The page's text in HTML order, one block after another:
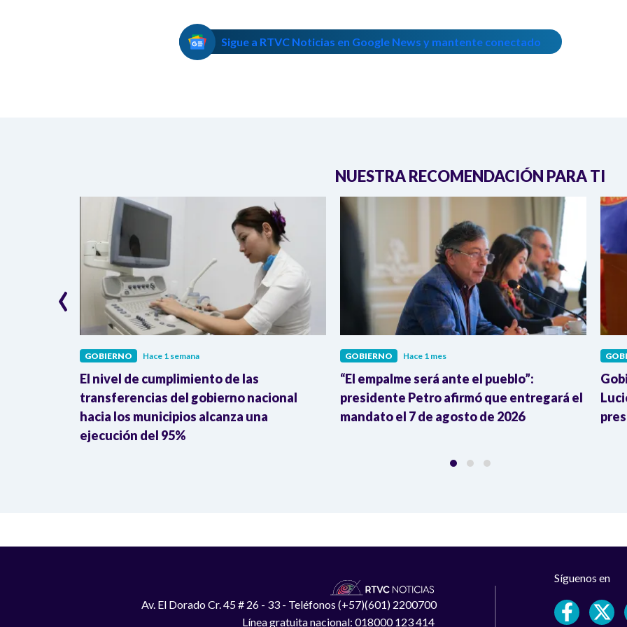
Sigue a RTVC Noticias en Google News y mantente conectado
NUESTRA RECOMENDACIÓN PARA TI
GOBIERNO Hace 1 semana
El nivel de cumplimiento de las
transferencias del gobierno nacional
hacia los municipios alcanza una
ejecución del 95%
GOBIERNO Hace 1 mes
“El empalme será ante el pueblo”:
presidente Petro afirmó que entregará el
mandato el 7 de agosto de 2026
‹
Av. El Dorado Cr. 45 # 26 - 33 - Teléfonos (+57)(601) 2200700
Línea gratuita nacional: 018000 123 414
Síguenos en